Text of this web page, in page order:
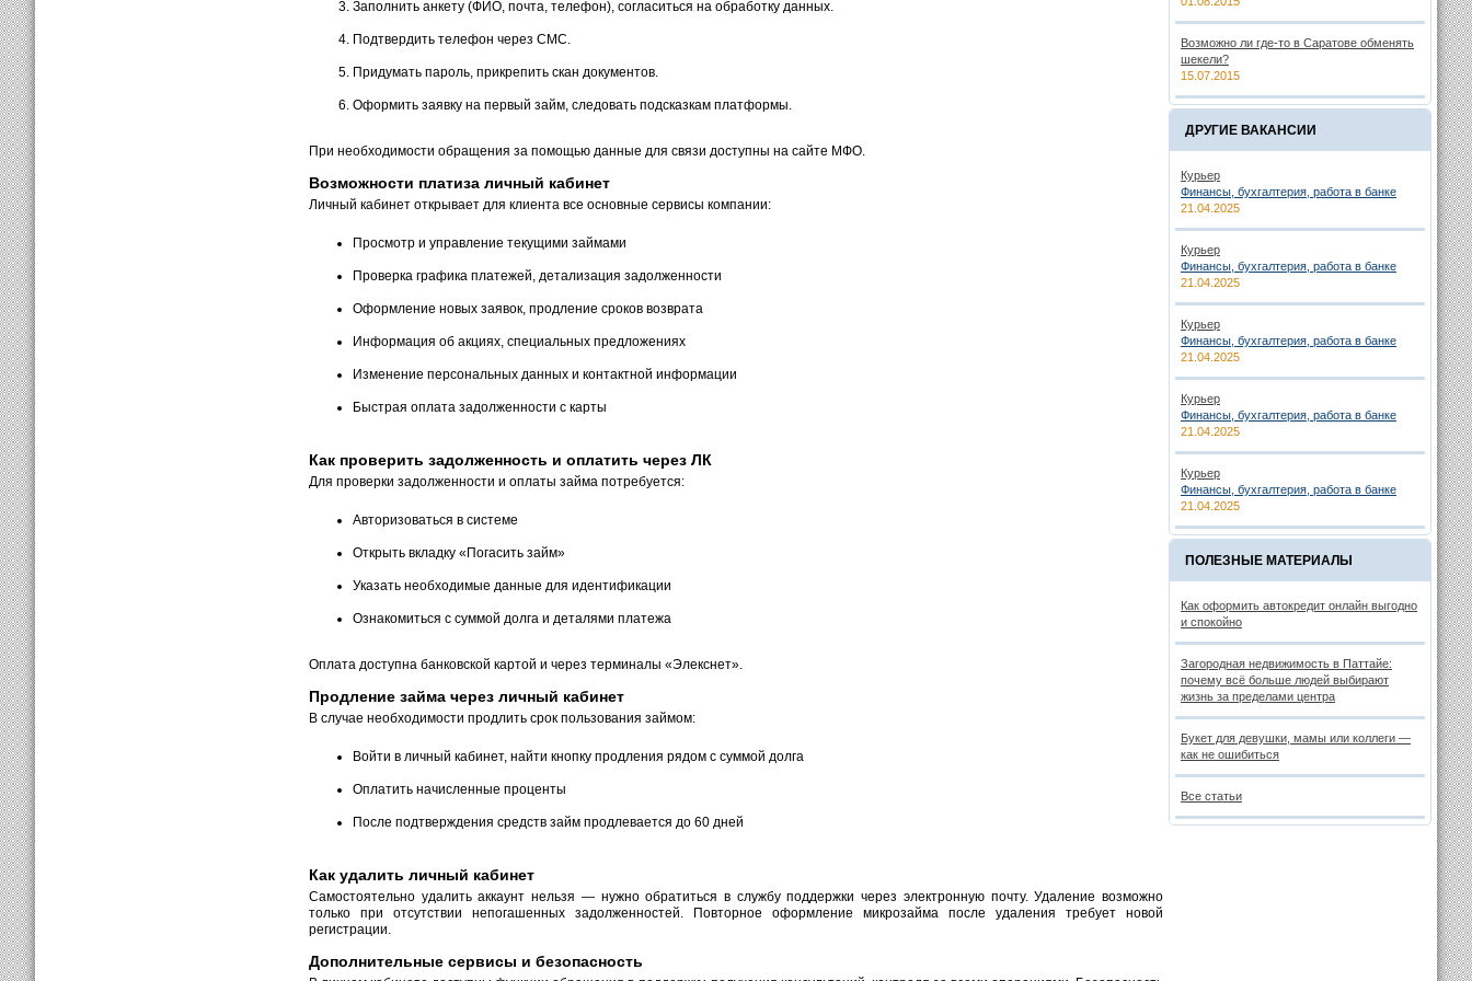
Заполнить анкету (ФИО, почта, телефон), согласиться на обработку данных.
Подтвердить телефон через СМС.
Придумать пароль, прикрепить скан документов.
Оформить заявку на первый займ, следовать подсказкам платформы.
При необходимости обращения за помощью данные для связи доступны на сайте МФО.
Возможности платиза личный кабинет
Личный кабинет открывает для клиента все основные сервисы компании:
Просмотр и управление текущими займами
Проверка графика платежей, детализация задолженности
Оформление новых заявок, продление сроков возврата
Информация об акциях, специальных предложениях
Изменение персональных данных и контактной информации
Быстрая оплата задолженности с карты
Как проверить задолженность и оплатить через ЛК
Для проверки задолженности и оплаты займа потребуется:
Авторизоваться в системе
Открыть вкладку «Погасить займ»
Указать необходимые данные для идентификации
Ознакомиться с суммой долга и деталями платежа
Оплата доступна банковской картой и через терминалы «Элекснет».
Продление займа через личный кабинет
В случае необходимости продлить срок пользования займом:
Войти в личный кабинет, найти кнопку продления рядом с суммой долга
Оплатить начисленные проценты
После подтверждения средств займ продлевается до 60 дней
Как удалить личный кабинет
Самостоятельно удалить аккаунт нельзя — нужно обратиться в службу поддержки через электронную почту. Удаление возможно
только при отсутствии непогашенных задолженностей. Повторное оформление микрозайма после удаления требует новой
регистрации.
Дополнительные сервисы и безопасность
Возможно ли где-то в Саратове обменять
шекели?
15.07.2015
ДРУГИЕ ВАКАНСИИ
Курьер
Финансы, бухгалтерия, работа в банке
21.04.2025
Курьер
Финансы, бухгалтерия, работа в банке
21.04.2025
Курьер
Финансы, бухгалтерия, работа в банке
21.04.2025
Курьер
Финансы, бухгалтерия, работа в банке
21.04.2025
Курьер
Финансы, бухгалтерия, работа в банке
21.04.2025
ПОЛЕЗНЫЕ МАТЕРИАЛЫ
Как оформить автокредит онлайн выгодно
и спокойно
Загородная недвижимость в Паттайе:
почему всё больше людей выбирают
жизнь за пределами центра
Букет для девушки, мамы или коллеги —
как не ошибиться
Все статьи